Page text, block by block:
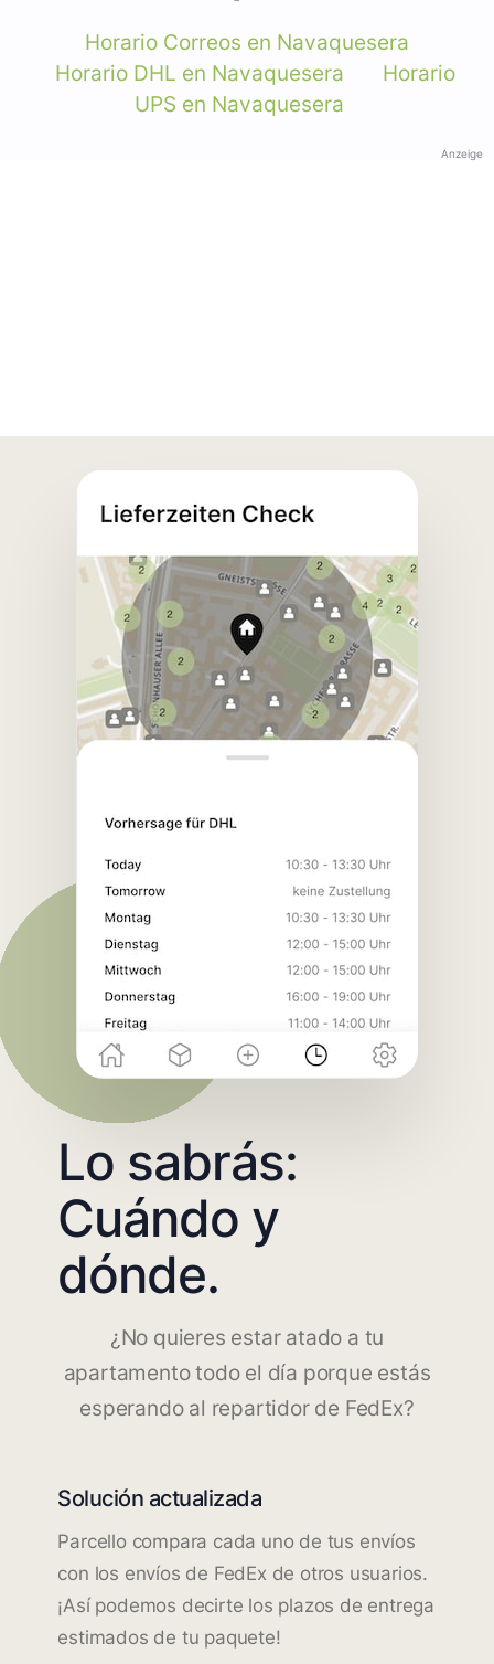
Horario Correos en Navaquesera
Horario DHL en Navaquesera
Horario
UPS en Navaquesera
Anzeige
Lo sabrás:
Cuándo y
dónde.
¿No quieres estar atado a tu
apartamento todo el día porque estás
esperando al repartidor de FedEx?
Solución actualizada
Parcello compara cada uno de tus envíos
con los envíos de FedEx de otros usuarios.
¡Así podemos decirte los plazos de entrega
estimados de tu paquete!